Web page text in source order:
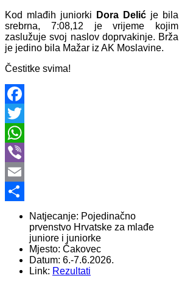
Kod mlađih juniorki
Dora Delić je bila
srebrna, 7:08,12 je vrijeme kojim
zaslužuje svoj naslov doprvakinje. Brža
je jedino bila Mažar iz AK Moslavine.
Čestitke svima!
Facebook
Twitter
WhatsApp
Viber
Email
Share
Natjecanje: Pojedinačno
prvenstvo Hrvatske za mlađe
juniore i juniorke
Mjesto: Čakovec
Datum: 6.-7.6.2026.
Link: Rezultati